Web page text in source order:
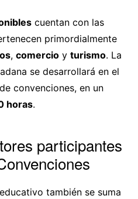
cuentan con las
primordialmente
, comercioy turismo. La
se desarrollará en el
convenciones, en un
horas.
participantes
también se suma